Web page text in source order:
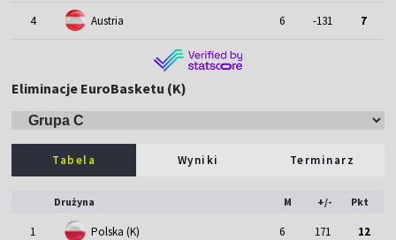
4 Austria 6 -131 7
Eliminacje EuroBasketu (K)
Tabela Wyniki Terminarz
Drużyna M +/- Pkt
1 Polska (K) 6 171 12